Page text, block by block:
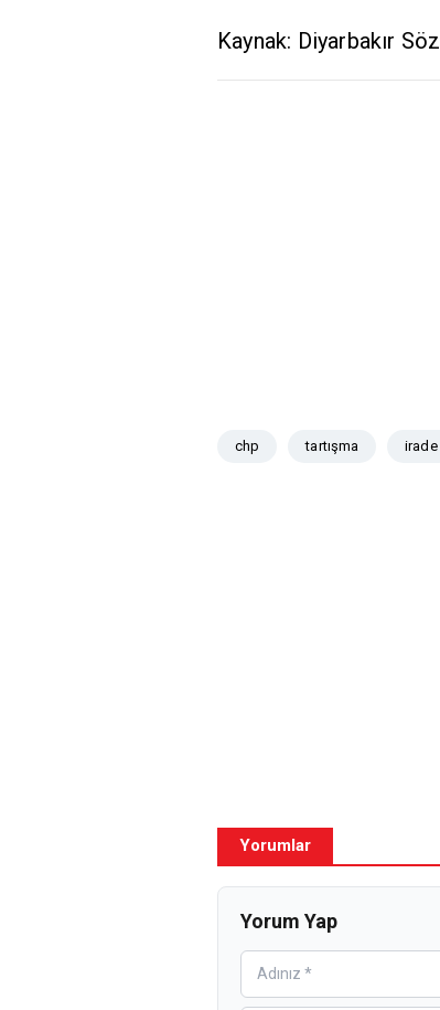
Kaynak: Diyarbakır Söz
chp tartışma irade
Yorumlar
Yorum Yap